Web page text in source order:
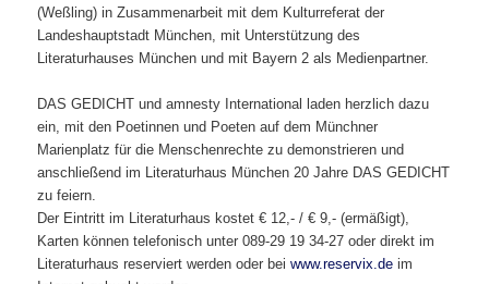
(Weßling) in Zusammenarbeit mit dem Kulturreferat der
Landeshauptstadt München, mit Unterstützung des
Literaturhauses München und mit Bayern 2 als Medienpartner.
DAS GEDICHT und amnesty International laden herzlich dazu
ein, mit den Poetinnen und Poeten auf dem Münchner
Marienplatz für die Menschenrechte zu demonstrieren und
anschließend im Literaturhaus München 20 Jahre DAS GEDICHT
zu feiern.
Der Eintritt im Literaturhaus kostet € 12,- / € 9,- (ermäßigt),
Karten können telefonisch unter 089-29 19 34-27 oder direkt im
Literaturhaus reserviert werden oder beiwww.reservix.de im